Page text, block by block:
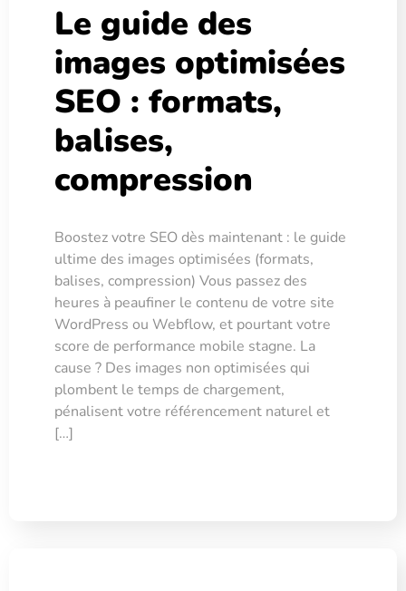
Le guide des
images optimisées
SEO : formats,
balises,
compression
Boostez votre SEO dès maintenant : le guide
ultime des images optimisées (formats,
balises, compression) Vous passez des
heures à peaufiner le contenu de votre site
WordPress ou Webflow, et pourtant votre
score de performance mobile stagne. La
cause ? Des images non optimisées qui
plombent le temps de chargement,
pénalisent votre référencement naturel et
[…]